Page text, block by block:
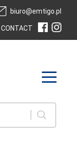
biuro@emtigo.pl
CONTACT